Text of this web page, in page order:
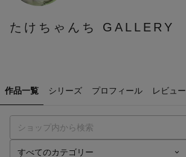
たけちゃんち GALLERY
作品一覧 シリーズ プロフィール レビュー